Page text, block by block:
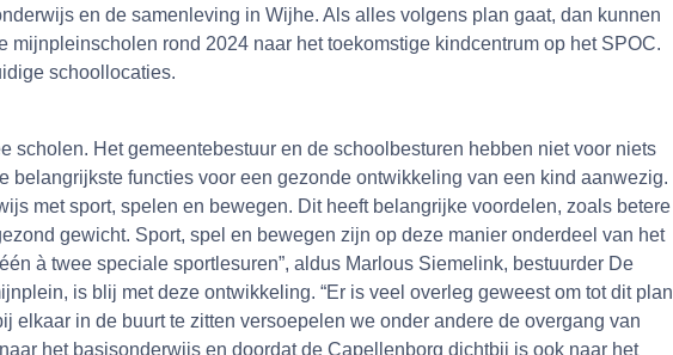
en de samenleving in Wijhe. Als alles volgens plan gaat, dan kunnen
mijnpleinscholen rond 2024 naar het toekomstige kindcentrum op het SPOC.
schoollocaties.
scholen. Het gemeentebestuur en de schoolbesturen hebben niet voor niets
belangrijkste functies voor een gezonde ontwikkeling van een kind aanwezig.
met sport, spelen en bewegen. Dit heeft belangrijke voordelen, zoals betere
gewicht. Sport, spel en bewegen zijn op deze manier onderdeel van het
à twee speciale sportlesuren”, aldus Marlous Siemelink, bestuurder De
is blij met deze ontwikkeling. “Er is veel overleg geweest om tot dit plan
elkaar in de buurt te zitten versoepelen we onder andere de overgang van
het basisonderwijs en doordat de Capellenborg dichtbij is ook naar het